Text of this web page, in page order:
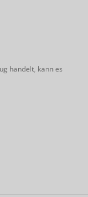
handelt, kann es